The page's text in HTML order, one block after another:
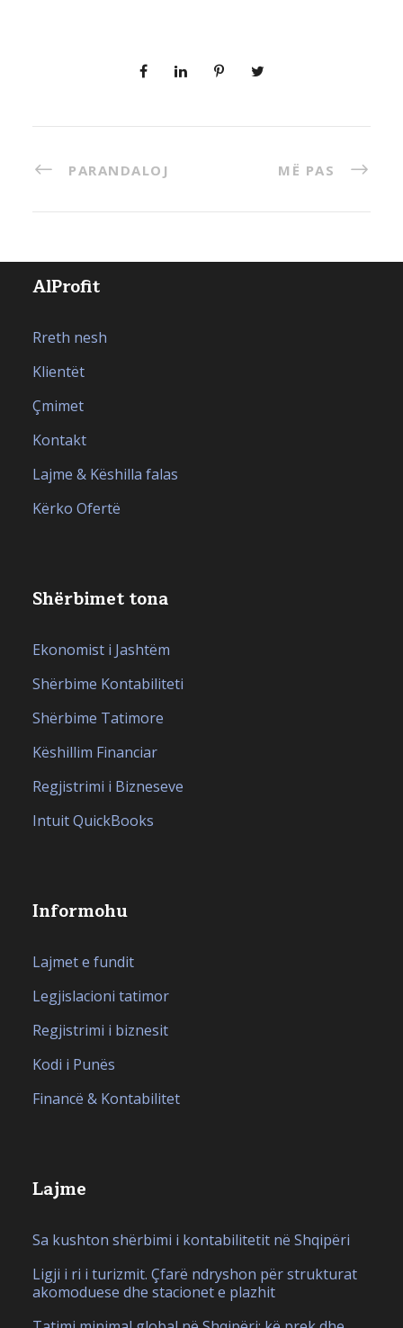
PARANDALOJ MË PAS
AlProfit
Rreth nesh
Klientët
Çmimet
Kontakt
Lajme & Këshilla falas
Kërko Ofertë
Shërbimet tona
Ekonomist i Jashtëm
Shërbime Kontabiliteti
Shërbime Tatimore
Këshillim Financiar
Regjistrimi i Bizneseve
Intuit QuickBooks
Informohu
Lajmet e fundit
Legjislacioni tatimor
Regjistrimi i biznesit
Kodi i Punës
Financë & Kontabilitet
Lajme
Sa kushton shërbimi i kontabilitetit në Shqipëri
Ligji i ri i turizmit. Çfarë ndryshon për strukturat
akomoduese dhe stacionet e plazhit